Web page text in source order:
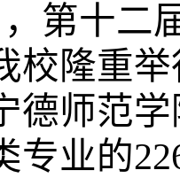
，第十二
校隆重
德师范
专业的22